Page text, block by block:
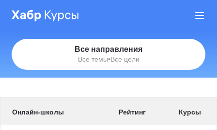
Все направления
Все темы•Все цели
Онлайн-школы Рейтинг Курсы